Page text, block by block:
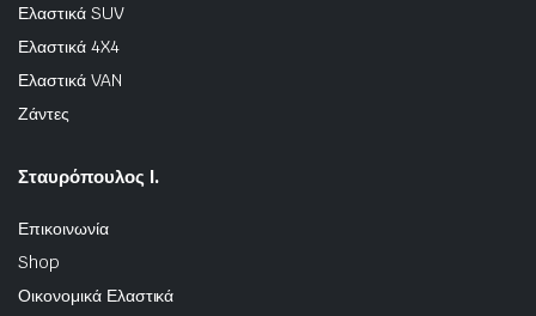
Ελαστικά SUV
Ελαστικά 4X4
Ελαστικά VAN
Ζάντες
Σταυρόπουλος Ι.
Επικοινωνία
Shop
Οικονομικά Ελαστικά